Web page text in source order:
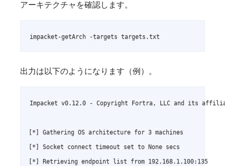
アーキテクチャを確認します。
impacket-getArch -targets targets.txt
出力は以下のようになります（例）。
Impacket v0.12.0 - Copyright Fortra, LLC and its
[*] Gathering OS architecture for 3 machines
[*] Socket connect timeout set to None secs
[*] Retrieving endpoint list from 192.168.1.100:135